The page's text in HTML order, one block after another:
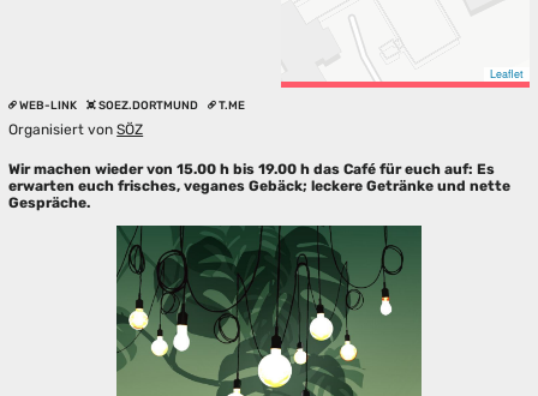
Leaflet
WEB-LINK SOEZ.DORTMUND T.ME
Organisiert vonSÖZ
Wir machen wieder von 15.00 h bis 19.00 h das Café für euch auf: Es
erwarten euch frisches, veganes Gebäck; leckere Getränke und nette
Gespräche.